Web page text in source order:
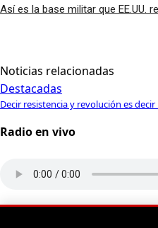
Así es la base militar que EE.UU.
Noticias relacionadas
Destacadas
Decir resistencia y revolución es decir
Radio en vivo